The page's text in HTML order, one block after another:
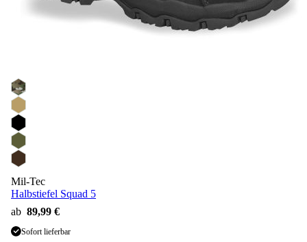
Mil-Tec
Halbstiefel Squad 5
ab 89,99 €
Sofort lieferbar